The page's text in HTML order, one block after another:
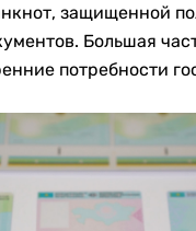
защищенной
Большая
потребности